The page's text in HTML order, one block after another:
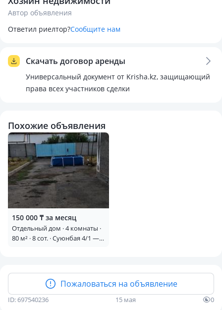
Автор объявления
Ответил риелтор?Сообщите нам
Скачать договор аренды
Универсальный документ от Krisha.kz, защищающий
права всех участников сделки
Похожие объявления
150 000 ₸ за месяц
Отдельный дом · 4 комнаты ·
80 м² · 8 сот. · Суюнбая 4/1 —
Пожаловаться на объявление
ID: 697540236 15 мая 0